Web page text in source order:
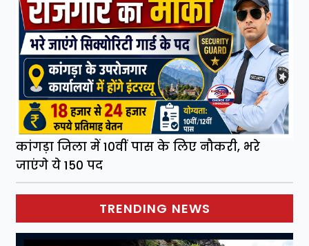
कांगड़ा जिला में 10वीं पास के लिए नौकरी, भरे
जाएंगे ये 150 पद
TRENDING NEWS